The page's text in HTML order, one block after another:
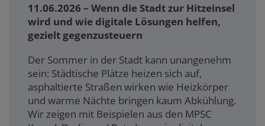
11.06.2026 – Wenn die Stadt zur Hitzeinsel
wird und wie digitale Lösungen helfen,
gezielt gegenzusteuern
Der Sommer in der Stadt kann unangenehm
sein: Städtische Plätze heizen sich auf,
asphaltierte Straßen wirken wie Heizkörper
und warme Nächte bringen kaum Abkühlung.
Wir zeigen mit Beispielen aus den MPSC